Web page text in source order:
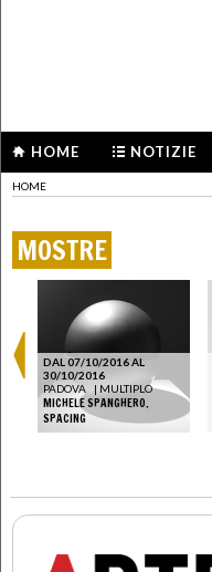
HOME NOTIZIE
HOME
MOSTRE
DAL 07/10/2016 AL
30/10/2016
PADOVA
| MULTIPLO
MICHELE SPANGHERO.
SPACING